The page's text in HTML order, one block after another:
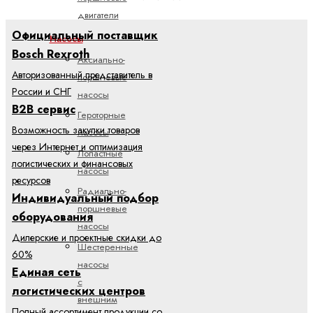
двигатели
Насосы
Аксиально-
поршневые
насосы
Героторные
насосы
Лопастные
насосы
Радиально-
поршневые
насосы
Шестеренные
насосы
с
внешним
Официальный поставщик
Bosch Rexroth
Авторизованный представитель в
России и СНГ
B2B сервис
Возможность закупки товаров
через Интернет и оптимизация
логистических и финансовых
ресурсов
Индивидуальный подбор
оборудования
Дилерские и проектные скидки до
60%
Единая сеть
логистических центров